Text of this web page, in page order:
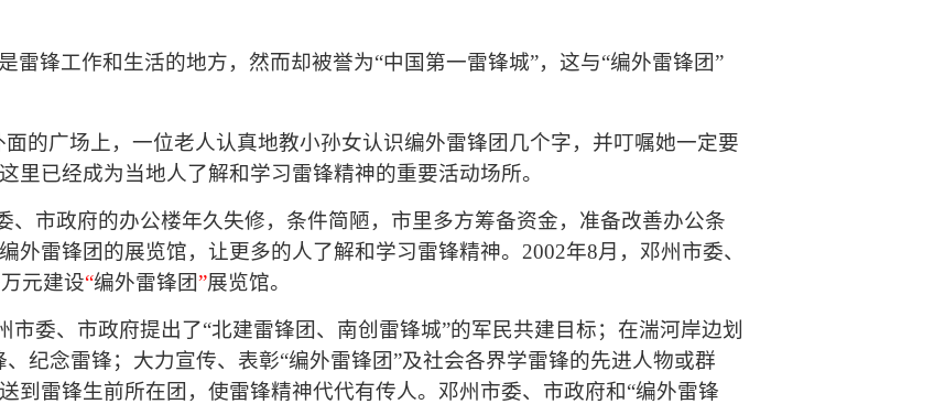
雷锋工作和生活的地方，然而却被誉为“中国第一雷锋城”，这与“编外雷锋团”
面的广场上，一位老人认真地教小孙女认识编外雷锋团几个字，并叮嘱她一定要
里已经成为当地人了解和学习雷锋精神的重要活动场所。
、市政府的办公楼年久失修，条件简陋，市里多方筹备资金，准备改善办公条
外雷锋团的展览馆，让更多的人了解和学习雷锋精神。 2002年8月，邓州市委、
元建设“编外雷锋团”展览馆。
市委、市政府提出了“北建雷锋团、南创雷锋城”的军民共建目标；在湍河岸边划
、纪念雷锋；大力宣传、表彰“编外雷锋团”及社会各界学雷锋的先进人物或群
到雷锋生前所在团，使雷锋精神代代有传人。邓州市委、市政府和“编外雷锋